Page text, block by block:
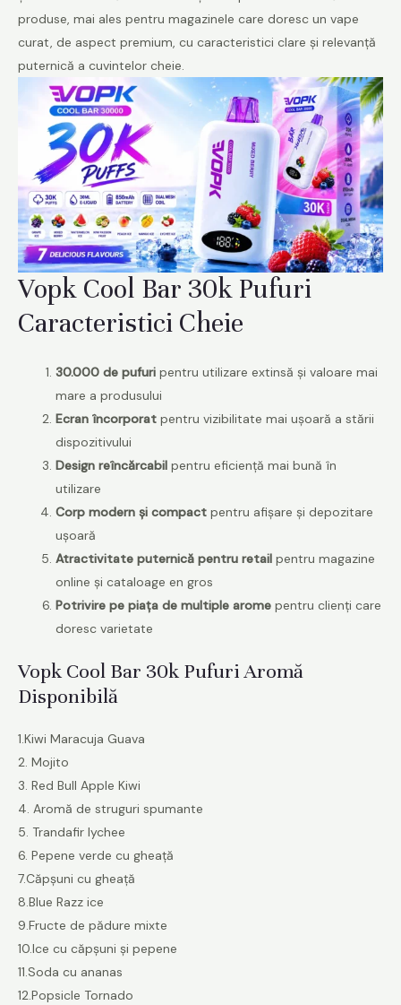
produse, mai ales pentru magazinele care doresc un vape
curat, de aspect premium, cu caracteristici clare și relevanță
puternică a cuvintelor cheie.
Vopk Cool Bar 30k Pufuri
Caracteristici Cheie
30.000 de pufuri pentru utilizare extinsă și valoare mai
mare a produsului
Ecran încorporat pentru vizibilitate mai ușoară a stării
dispozitivului
Design reîncărcabil pentru eficiență mai bună în
utilizare
Corp modern și compact pentru afișare și depozitare
ușoară
Atractivitate puternică pentru retail pentru magazine
online și cataloage en gros
Potrivire pe piața de multiple arome pentru clienți care
doresc varietate
Vopk Cool Bar 30k Pufuri Aromă
Disponibilă
1.Kiwi Maracuja Guava
2. Mojito
3. Red Bull Apple Kiwi
4. Aromă de struguri spumante
5. Trandafir lychee
6. Pepene verde cu gheață
7.Căpșuni cu gheață
8.Blue Razz ice
9.Fructe de pădure mixte
10.Ice cu căpșuni și pepene
11.Soda cu ananas
12.Popsicle Tornado